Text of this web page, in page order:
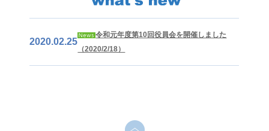
2020.02.25
令和元年度第10回役員会を開催しました
（2020/2/18）